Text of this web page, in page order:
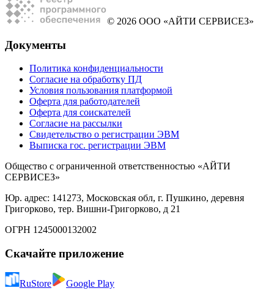
© 2026 ООО «АЙТИ СЕРВИСЕЗ»
Документы
Политика конфиденциальности
Согласие на обработку ПД
Условия пользования платформой
Оферта для работодателей
Оферта для соискателей
Согласие на рассылки
Свидетельство о регистрации ЭВМ
Выписка гос. регистрации ЭВМ
Общество с ограниченной ответственностью «АЙТИ
СЕРВИСЕЗ»
Юр. адрес: 141273, Московская обл, г. Пушкино, деревня
Григорково, тер. Вишни-Григорково, д 21
ОГРН 1245000132002
Скачайте приложение
RuStore Google Play